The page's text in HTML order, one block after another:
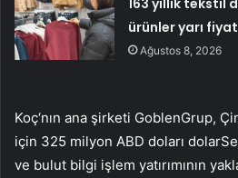
ürünler yarı
Ağustos 8, 2026
Koç‘nın ana şirketi GoblenGrup,
için 325 milyon ABD doları dolar
ve bulut bilgi işlem yatırımının